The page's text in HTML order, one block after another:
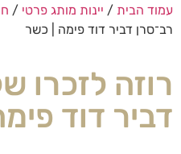
עמוד הבית / יינות מותג פרטי /
רב־סרן דביר דוד פימה | כשר
רוזה לזכרו
דביר דוד